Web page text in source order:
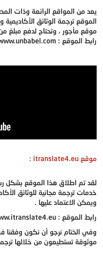
يعد من المواقع الرائعة وذات
الموقع ترجمة الوثائق
موقع مأجور ، وتحتاج لدفع مبلغ من
رابط الموقع : www.unbabel.com
موقع itranslate4.eu :
خدمات ترجمة مجانية للوثائق
ويمكن الاعتماد عليها .
رابط الموقع : www.itranslate4.eu
وفي الختام نرجو أن نكون وفقنا
موثوقة تستطيعون من خلالها